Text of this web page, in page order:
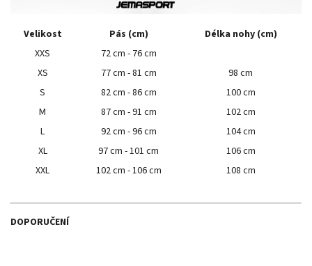
Velikost Pás (cm)
Délka nohy (cm)
XXS
72 cm - 76 cm
XS
77 cm - 81 cm
98 cm
S
82 cm - 86 cm
100 cm
M
87 cm - 91 cm
102 cm
L
92 cm - 96 cm
104 cm
XL
97 cm - 101 cm
106 cm
XXL
102 cm - 106 cm 108 cm
DOPORUČENÍ